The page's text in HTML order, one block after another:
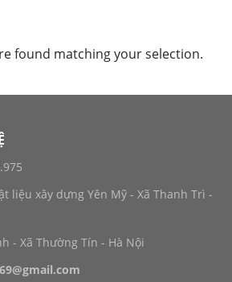
found matching your selection.
liệu xây dựng Yên Mỹ - Xã Thanh Trì -
- Xã Thường Tín - Hà Nội